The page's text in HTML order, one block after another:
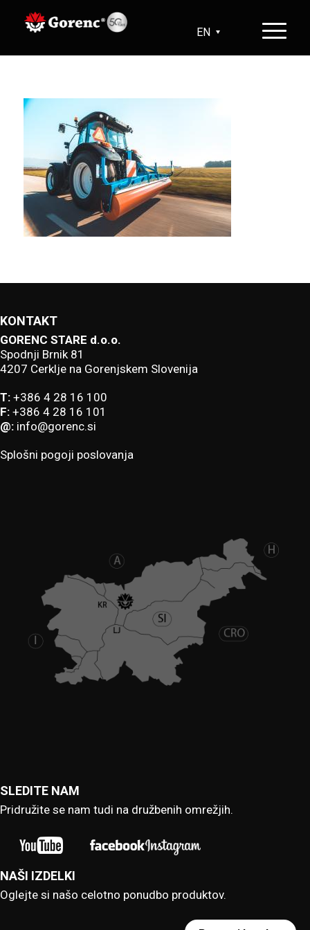
EN
KONTAKT
GORENC STARE d.o.o.
Spodnji Brnik 81
4207 Cerklje na Gorenjskem Slovenija
T: +386 4 28 16 100
F: +386 4 28 16 101
@: info@gorenc.si
Splošni pogoji poslovanja
SLEDITE NAM
Pridružite se nam tudi na družbenih omrežjih.
NAŠI IZDELKI
Oglejte si našo celotno ponudbo produktov.